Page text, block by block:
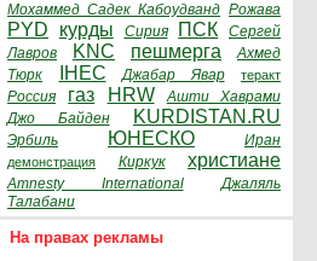
Мохаммед Садек Кабоудванд Рожава
PYD курды Сирия ПСК
Сергей
Лавров
KNC пешмерга
Ахмед
Тюрк
IHEC Джабар Явар теракт
Россия газ HRW
Ашти Хаврами
Джо Байден
KURDISTAN.RU
Эрбиль ЮНЕСКО Иран
демонстрация Киркук христиане
Amnesty International
Джаляль
Талабани
На правах рекламы